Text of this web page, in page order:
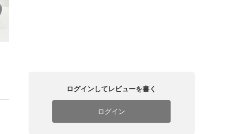
ログインしてレビューを書く
ログイン